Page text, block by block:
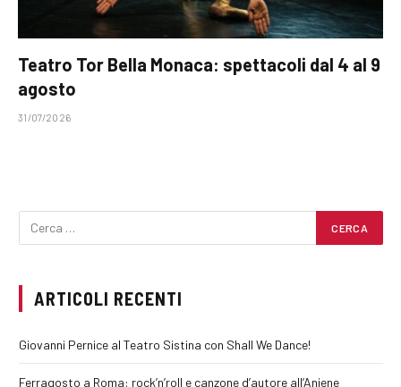
Teatro Tor Bella Monaca: spettacoli dal 4 al 9
agosto
31/07/2026
ARTICOLI RECENTI
Giovanni Pernice al Teatro Sistina con Shall We Dance!
Ferragosto a Roma: rock’n’roll e canzone d’autore all’Aniene